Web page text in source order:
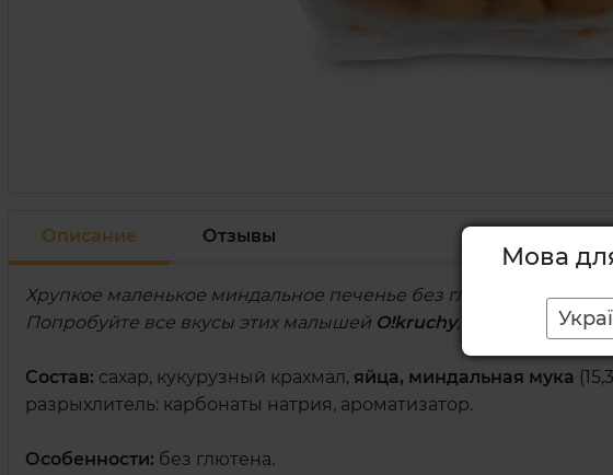
Описание Отзывы
Хрупкое маленькое миндальное печенье без глютена, тающее
Попробуйте все вкусы этих малышей O!kruchy, потому что они
Состав: сахар, кукурузный крахмал, яйца, миндальная мука
разрыхлитель: карбонаты натрия, ароматизатор.
Особенности: без глютена.
Мова